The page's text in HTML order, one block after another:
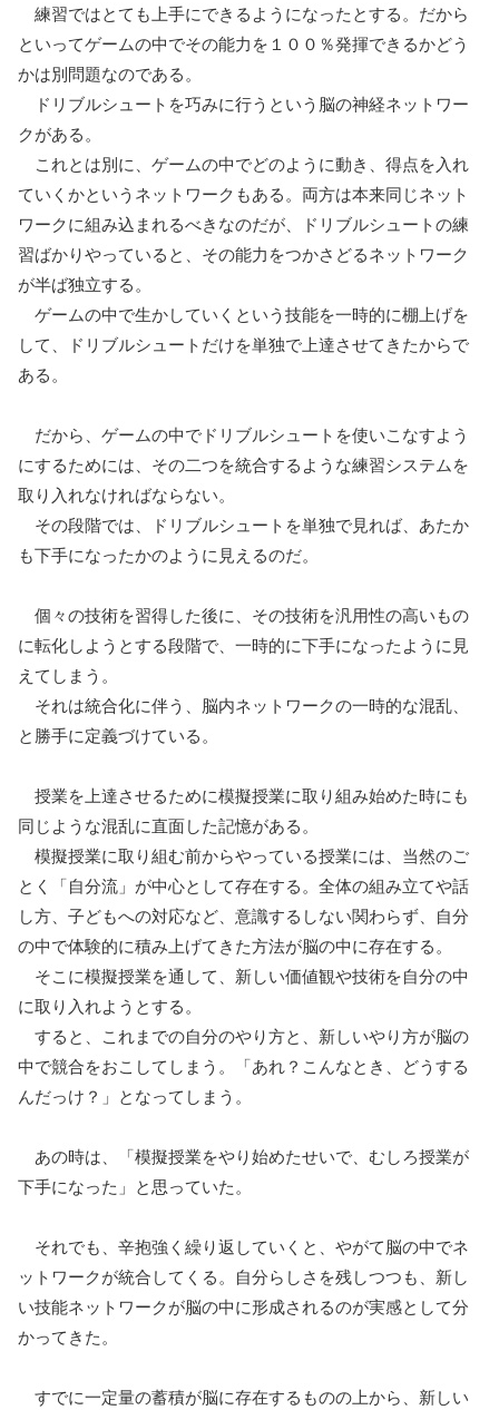
練習ではとても上手にできるようになったとする。だから
といってゲームの中でその能力を１００％発揮できるかどう
かは別問題なのである。
ドリブルシュートを巧みに行うという脳の神経ネットワー
クがある。
これとは別に、ゲームの中でどのように動き、得点を入れ
ていくかというネットワークもある。両方は本来同じネット
ワークに組み込まれるべきなのだが、ドリブルシュートの練
習ばかりやっていると、その能力をつかさどるネットワーク
が半ば独立する。
ゲームの中で生かしていくという技能を一時的に棚上げを
して、ドリブルシュートだけを単独で上達させてきたからで
ある。
だから、ゲームの中でドリブルシュートを使いこなすよう
にするためには、その二つを統合するような練習システムを
取り入れなければならない。
その段階では、ドリブルシュートを単独で見れば、あたか
も下手になったかのように見えるのだ。
個々の技術を習得した後に、その技術を汎用性の高いもの
に転化しようとする段階で、一時的に下手になったように見
えてしまう。
それは統合化に伴う、脳内ネットワークの一時的な混乱、
と勝手に定義づけている。
授業を上達させるために模擬授業に取り組み始めた時にも
同じような混乱に直面した記憶がある。
模擬授業に取り組む前からやっている授業には、当然のご
とく「自分流」が中心として存在する。全体の組み立てや話
し方、子どもへの対応など、意識するしない関わらず、自分
の中で体験的に積み上げてきた方法が脳の中に存在する。
そこに模擬授業を通して、新しい価値観や技術を自分の中
に取り入れようとする。
すると、これまでの自分のやり方と、新しいやり方が脳の
中で競合をおこしてしまう。「あれ？こんなとき、どうする
んだっけ？」となってしまう。
あの時は、「模擬授業をやり始めたせいで、むしろ授業が
下手になった」と思っていた。
それでも、辛抱強く繰り返していくと、やがて脳の中でネ
ットワークが統合してくる。自分らしさを残しつつも、新し
い技能ネットワークが脳の中に形成されるのが実感として分
かってきた。
すでに一定量の蓄積が脳に存在するものの上から、新しい